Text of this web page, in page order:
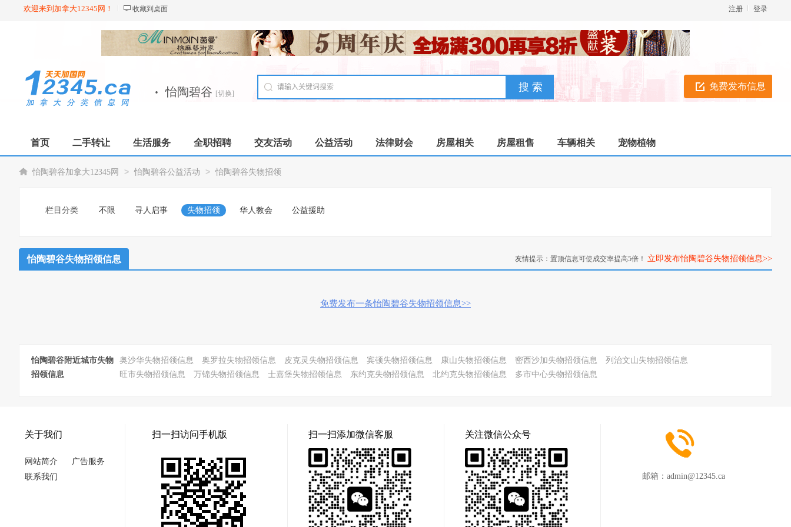
欢迎来到加拿大12345网！ 收藏到桌面 登录
注册
免费发布信息
· 怡陶碧谷 [切换]
首页 二手转让 生活服务 全职招聘 交友活动 公益活动 法律财会 房屋相关 房屋租售 车辆相关 宠物植物
怡陶碧谷加拿大12345网 > 怡陶碧谷公益活动 > 怡陶碧谷失物招领
栏目分类 不限 寻人启事 失物招领 华人教会 公益援助
怡陶碧谷失物招领信息 友情提示：置顶信息可使成交率提高5倍！ 立即发布怡陶碧谷失物招领信息>>
免费发布一条怡陶碧谷失物招领信息>>
怡陶碧谷附近城市失物
招领信息
奥沙华失物招领信息 奥罗拉失物招领信息 皮克灵失物招领信息 宾顿失物招领信息 康山失物招领信息 密西沙加失物招领信息
列治文山失物招领信息
旺市失物招领信息
万锦失物招领信息 士嘉堡失物招领信息 东约克失物招领信息 北约克失物招领信息 多市中心失物招领信息
关于我们
网站简介
广告服务
联系我们
扫一扫访问手机版 扫一扫添加微信客服 关注微信公众号
邮箱： admin@12345.ca